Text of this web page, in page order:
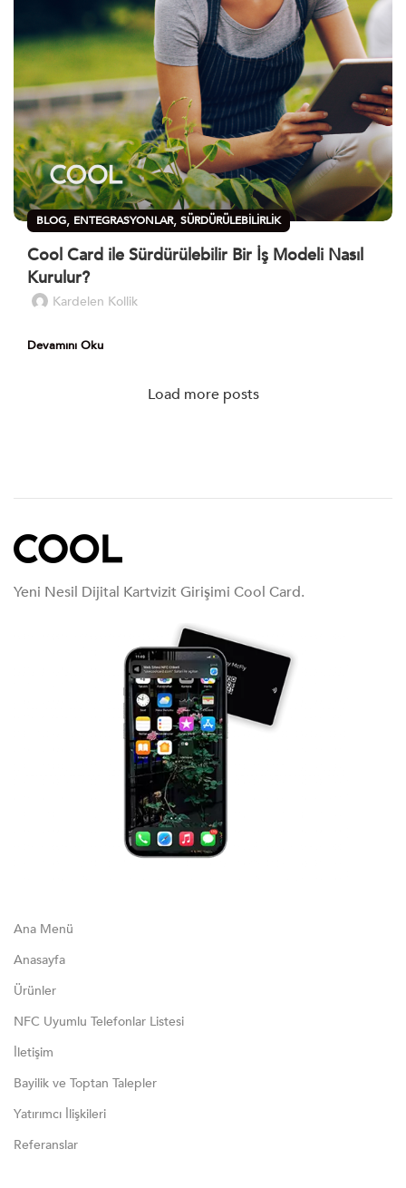
BLOG, ENTEGRASYONLAR, SÜRDÜRÜLEBILIRLIK
Cool Card ile Sürdürülebilir Bir İş Modeli Nasıl
Kurulur?
Kardelen Kollik
Devamını Oku
Load more posts
Yeni Nesil Dijital Kartvizit Girişimi Cool Card.
Ana Menü
Anasayfa
Ürünler
NFC Uyumlu Telefonlar Listesi
İletişim
Bayilik ve Toptan Talepler
Yatırımcı İlişkileri
Referanslar